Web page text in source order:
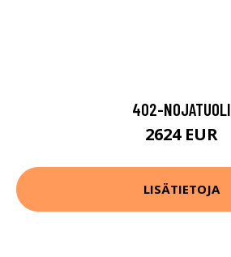
402-NOJATUOLI
2624 EUR
LISÄTIETOJA